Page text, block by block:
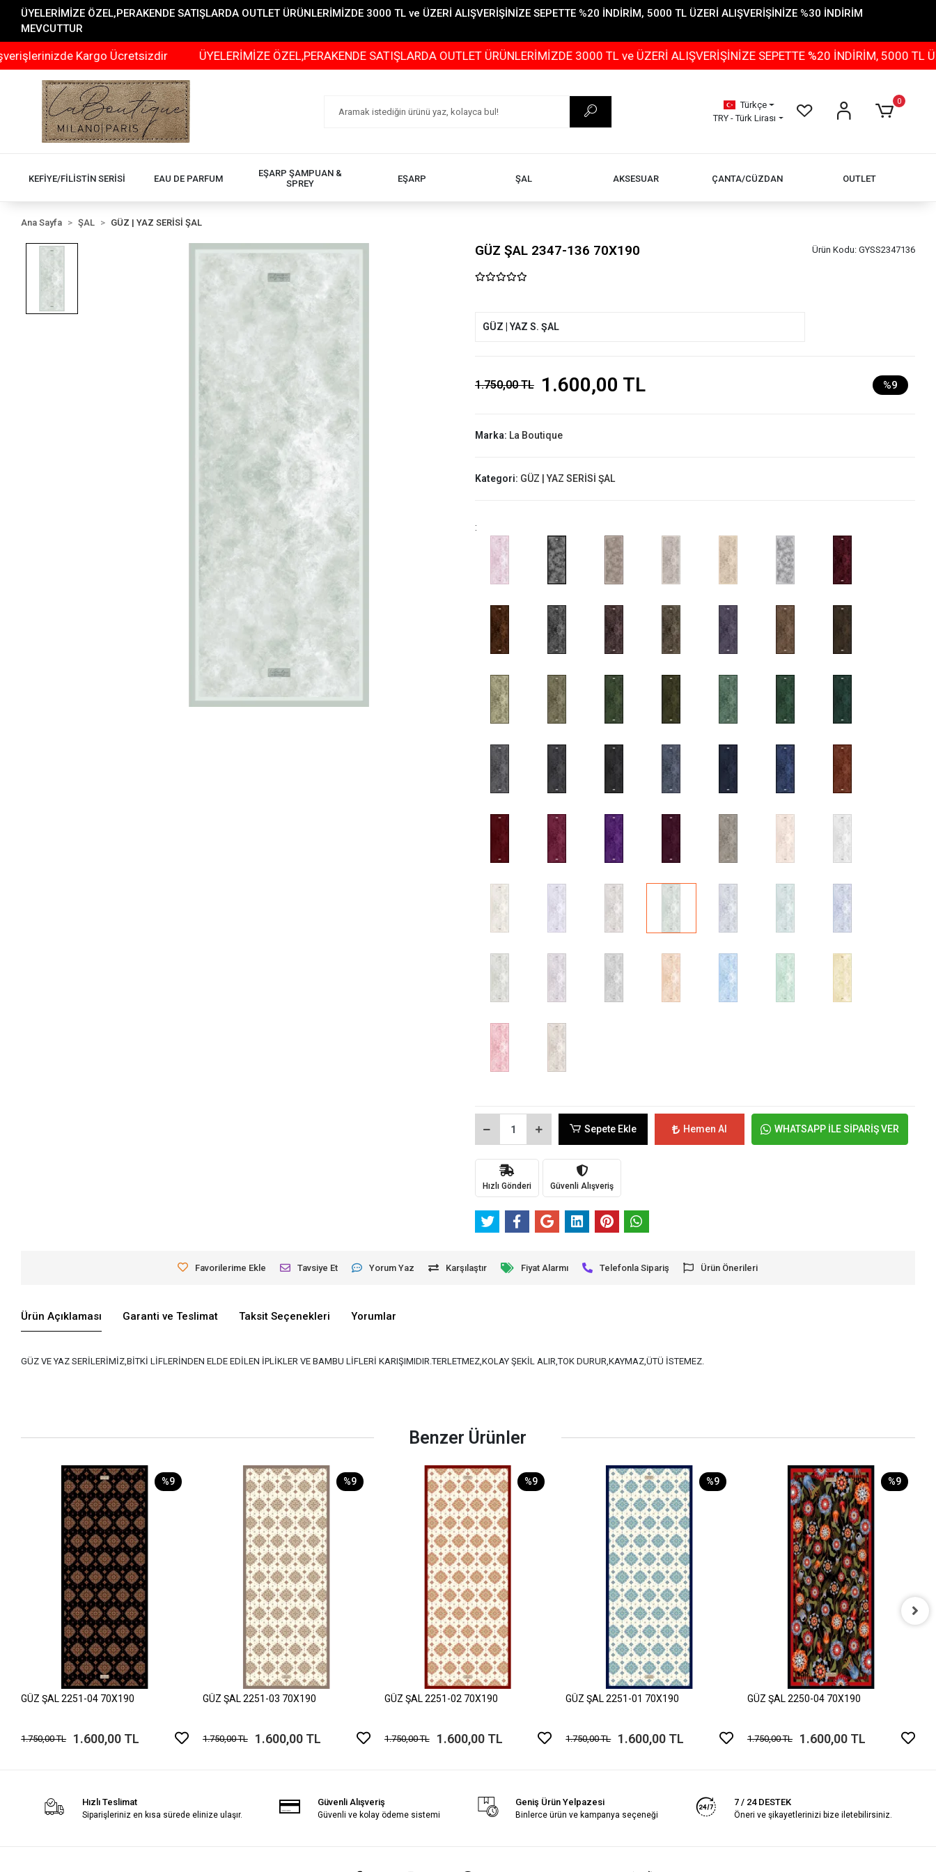
ÜYELERİMİZE ÖZEL,PERAKENDE SATIŞLARDA OUTLET ÜRÜNLERİMİZDE 3000 TL ve ÜZERİ ALIŞVERİŞİNİZE SEPETTE %20 İNDİRİM, 5000 TL ÜZERİ ALIŞVERİŞİNİZE %30 İNDİRİM
MEVCUTTUR
Kargo Ücretsizdir ÜYELERİMİZE ÖZEL,PERAKENDE SATIŞLARDA OUTLET ÜRÜNLERİMİZDE 3000 TL ve ÜZERİ ALIŞVERİŞİNİZE SEPETTE %20 İNDİRİM, 5000 TL ÜZERİ
Türkçe
TRY - Türk Lirası
0
KEFİYE/FİLİSTİN SERİSİ EAU DE PARFUM
EŞARP ŞAMPUAN &
SPREY
EŞARP ŞAL AKSESUAR ÇANTA/CÜZDAN OUTLET
Ana Sayfa ŞAL GÜZ | YAZ SERİSİ ŞAL
GÜZ ŞAL 2347-136 70X190 Ürün Kodu: GYSS2347136
GÜZ | YAZ S. ŞAL
1.750,00 TL 1.600,00 TL %9
Marka: La Boutique
Kategori: GÜZ | YAZ SERİSİ ŞAL
:
Sepete Ekle Hemen Al WHATSAPP İLE SİPARİŞ VER
Hızlı Gönderi Güvenli Alışveriş
Favorilerime Ekle Tavsiye Et Yorum Yaz Karşılaştır Fiyat Alarmı Telefonla Sipariş Ürün Önerileri
Ürün Açıklaması Garanti ve Teslimat Taksit Seçenekleri Yorumlar
GÜZ VE YAZ SERİLERİMİZ,BİTKİ LİFLERİNDEN ELDE EDİLEN İPLİKLER VE BAMBU LİFLERİ KARIŞIMIDIR.TERLETMEZ,KOLAY ŞEKİL ALIR,TOK DURUR,KAYMAZ,ÜTÜ İSTEMEZ.
Benzer Ürünler
%9
GÜZ ŞAL 2251-04 70X190
1.750,00 TL 1.600,00 TL
%9
GÜZ ŞAL 2251-03 70X190
1.750,00 TL 1.600,00 TL
%9
GÜZ ŞAL 2251-02 70X190
1.750,00 TL 1.600,00 TL
%9
GÜZ ŞAL 2251-01 70X190
1.750,00 TL 1.600,00 TL
%9
GÜZ ŞAL 2250-04 70X190
1.750,00 TL 1.600,00 TL
Hızlı Teslimat
Siparişleriniz en kısa sürede elinize ulaşır.
Güvenli Alışveriş
Güvenli ve kolay ödeme sistemi
Geniş Ürün Yelpazesi
Binlerce ürün ve kampanya seçeneği
7 / 24 DESTEK
Öneri ve şikayetlerinizi bize iletebilirsiniz.